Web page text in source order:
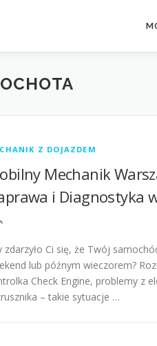
Z DOJAZDEM
Mechanik
i Diagnostyka
zdarzyło Ci się, że Twój
lub późnym wieczorem?
Check Engine, problemy z
– takie sytuacje …